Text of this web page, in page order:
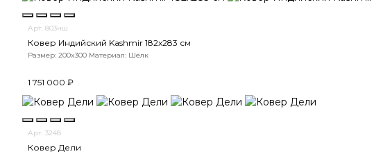
Арт. 803нш
Ковер Индийский Kashmir 182x283 см
Размер: 200x300 Материал: Шёлк
1 751 000 ₽
Арт. 3248
Ковер Дели